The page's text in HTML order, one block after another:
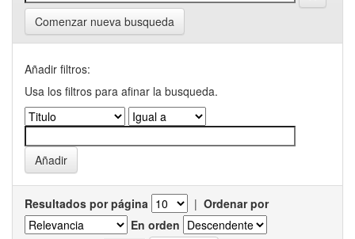
Comenzar nueva busqueda
Añadir filtros:
Usa los filtros para afinar la busqueda.
Resultados por página | Ordenar por
En orden